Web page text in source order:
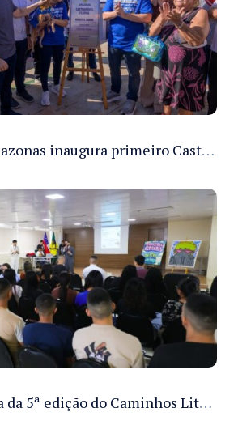
Governo do Amazonas inaugura primeiro Castramóvel Fluvial para atendimento veterinário às comunidades ribeirinhas e castração gratuita
Sejusc participa da 5ª edição do Caminhos Literários com foco na cultura hip-hop nas unidades socioeducativas